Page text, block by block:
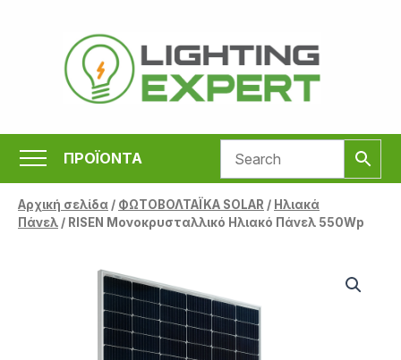
περιεχόμενο
ΠΡΟΪΟΝΤΑ
Αρχική σελίδα/ ΦΩΤΟΒΟΛΤΑΪΚΑ SOLAR / Ηλιακά
Πάνελ/ RISEN Μονοκρυσταλλικό Ηλιακό Πάνελ 550Wp